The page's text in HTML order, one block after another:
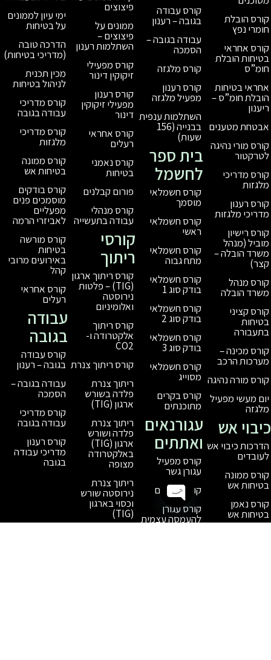
בגובה – רענון
הסמכה
קורס מלגזה
קורס רענון
מפעיל מלגזה
השתלמות ענפית
בבנייה (156
בית ספר
לחשמל
קורס חשמלאי
מוסמך
קורס חשמלאי
ראשי
קורס חשמלאי
מתח גבוה
קורס חשמלאי
בודק סוג 1
קורס חשמלאי
בודק סוג 2
קורס חשמלאי
בודק סוג 3
קורס חשמלאי
מסוייג
קורס בקרים
מתוכנתים
עגורנאים
ואתתים
קורס מפעיל
עגורן גשר
קורס אתתים
קורס עגורן
להעמסה עצמית
פיצוצים
ממונים על
פיצוצים –
השתלמות רענון
קורס מפעילי
זיקוקין דינור
קורס רענון
מפעילי זיקוקין
דינור
קורס אחראי
רעלים
קורס נאמני
בטיחות
פורום קבלנים
קורס מנהלי
עבודה בתעשייה
קורסי
ריתוך
קורס ריתוך ארגון
(TIG) – פלטות
נירוסטה
ואלומיניום
קורס ריתוך
אלקטרודה ו-
CO2
קורס ריתוך צנרת
ריתוך צנרת
פלדה בשורש
ארגון (TIG)
ריתוך צנרת
פלדה ושורש
באלקטרודה
מצופה
ריתוך צנרת
נירוסטה שורש
וכסוי בארגון
(TIG)
על בטיחות
הדרכה טובה
(מדריכי בטיחות)
מכין תכנית
לניהול בטיחות
קורס מדריכי
עבודה בגובה
קורס מדריכי
מלגזות
קורס ממונה
בטיחות אש
קורס בודקים
מוסמכים פנים
מפעליים
לאביזרי הרמה
קורס מורשה
בטיחות
באירועים מרובי
קורס אחראי
רעלים
עבודה
בגובה
בגובה – רענון
עבודה בגובה –
הסמכה
קורס מדריכי
עבודה בגובה
קורס רענון
מדריכי עבודה
בגובה
Open chaty